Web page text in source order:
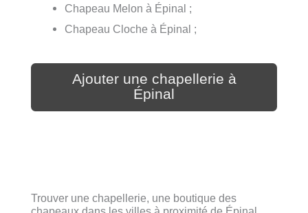
Chapeau Melon à Épinal ;
Chapeau Cloche à Épinal ;
Ajouter une chapellerie à
Épinal
Trouver une chapellerie, une boutique des